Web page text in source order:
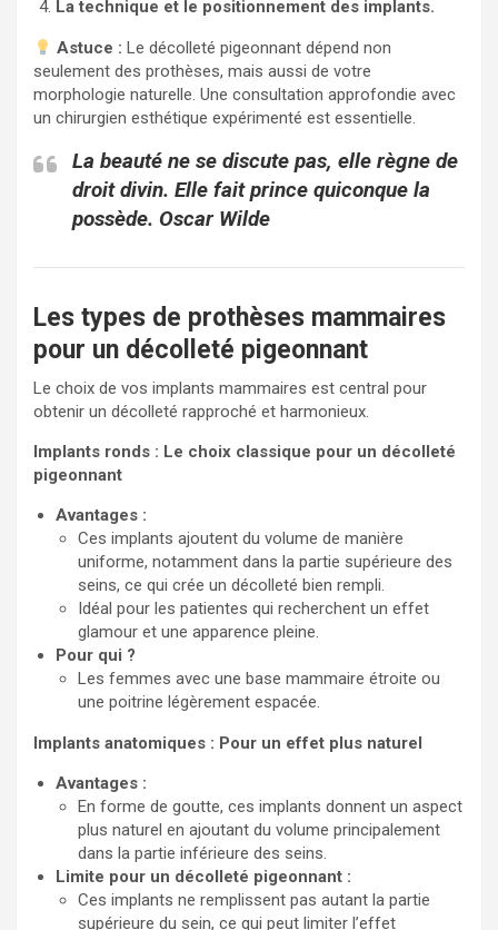
La technique et le positionnement des implants.
Astuce : Le décolleté pigeonnant dépend non
seulement des prothèses, mais aussi de votre
morphologie naturelle. Une consultation approfondie avec
un chirurgien esthétique expérimenté est essentielle.
La beauté ne se discute pas, elle règne de
droit divin. Elle fait prince quiconque la
possède. Oscar Wilde
Les types de prothèses mammaires
pour un décolleté pigeonnant
Le choix de vos implants mammaires est central pour
obtenir un décolleté rapproché et harmonieux.
Implants ronds : Le choix classique pour un décolleté
pigeonnant
Avantages :
Ces implants ajoutent du volume de manière
uniforme, notamment dans la partie supérieure des
seins, ce qui crée un décolleté bien rempli.
Idéal pour les patientes qui recherchent un effet
glamour et une apparence pleine.
Pour qui ?
Les femmes avec une base mammaire étroite ou
une poitrine légèrement espacée.
Implants anatomiques : Pour un effet plus naturel
Avantages :
En forme de goutte, ces implants donnent un aspect
plus naturel en ajoutant du volume principalement
dans la partie inférieure des seins.
Limite pour un décolleté pigeonnant :
Ces implants ne remplissent pas autant la partie
supérieure du sein, ce qui peut limiter l’effet